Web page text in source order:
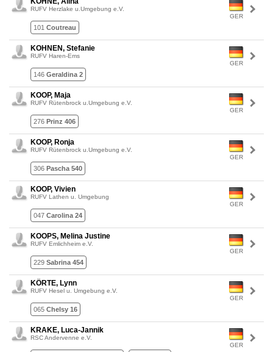
GER
RUFV Herzlake u.Umgebung e.V.
101 Coutreau
GER
KOHNEN, Stefanie
RUFV Haren-Ems
146 Geraldina 2
GER
KOOP, Maja
RUFV Rütenbrock u.Umgebung e.V.
276 Prinz 406
GER
KOOP, Ronja
RUFV Rütenbrock u.Umgebung e.V.
306 Pascha 540
GER
KOOP, Vivien
RUFV Lathen u. Umgebung
047 Carolina 24
GER
KOOPS, Melina Justine
RUFV Emlichheim e.V.
229 Sabrina 454
GER
KÖRTE, Lynn
RUFV Hesel u. Umgebung e.V.
065 Chelsy 16
GER
KRAKE, Luca-Jannik
RSC Andervenne e.V.